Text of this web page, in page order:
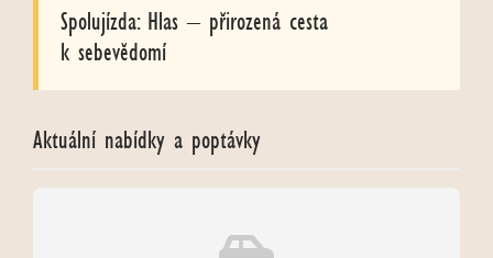
Spolujízda: Hlas – přirozená cesta
k sebevědomí
Aktuální nabídky a poptávky